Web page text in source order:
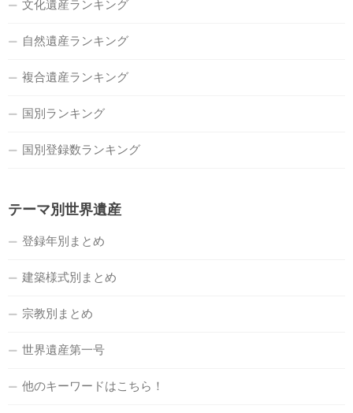
文化遺産ランキング
自然遺産ランキング
複合遺産ランキング
国別ランキング
国別登録数ランキング
テーマ別世界遺産
登録年別まとめ
建築様式別まとめ
宗教別まとめ
世界遺産第一号
他のキーワードはこちら！